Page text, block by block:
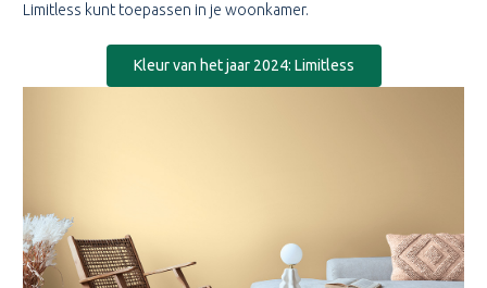
Limitless kunt toepassen in je woonkamer.
Kleur van het jaar 2024: Limitless